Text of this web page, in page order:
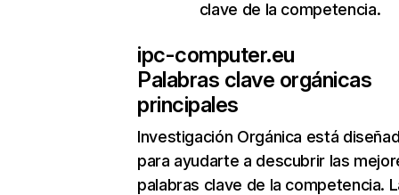
clave de la competencia.
ipc-computer.eu
Palabras clave orgánicas
principales
Investigación Orgánica está
para ayudarte a descubrir las
palabras clave de la competencia.